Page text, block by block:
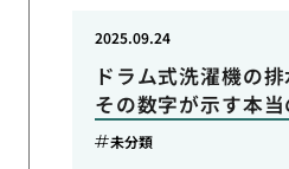
ドラム式洗濯機の
その数字が示す本
2025.09.24
未分類